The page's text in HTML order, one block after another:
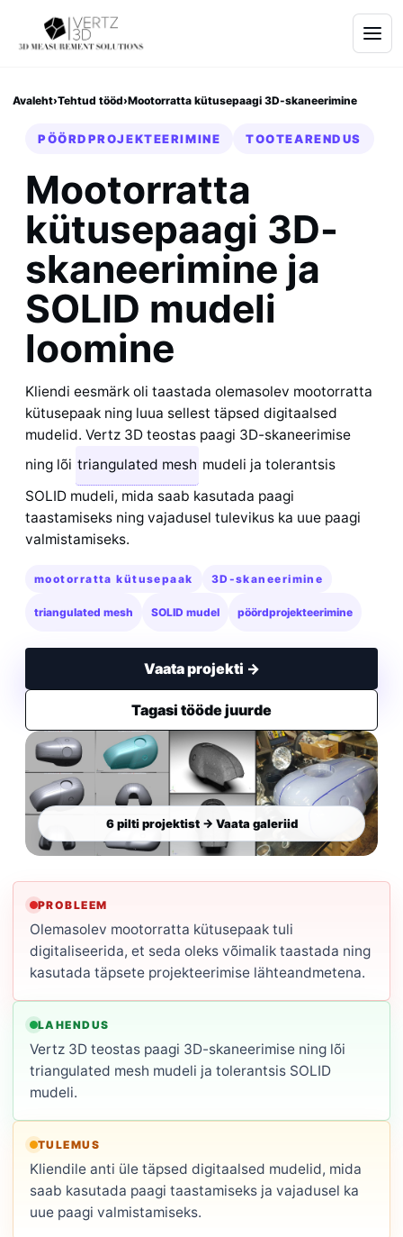
Avaleht›Tehtud tööd›Mootorratta kütusepaagi 3D-skaneerimine
PÖÖRDPROJEKTEERIMINE TOOTEARENDUS
Mootorratta
kütusepaagi 3D-
skaneerimine ja
SOLID mudeli
loomine
Kliendi eesmärk oli taastada olemasolev mootorratta
kütusepaak ning luua sellest täpsed digitaalsed
mudelid. Vertz 3D teostas paagi 3D-skaneerimise
ning lõi triangulated mesh mudeli ja tolerantsis
SOLID mudeli, mida saab kasutada paagi
taastamiseks ning vajadusel tulevikus ka uue paagi
valmistamiseks.
mootorratta kütusepaak 3D-skaneerimine
triangulated mesh SOLID mudel pöördprojekteerimine
Vaata projekti →
Tagasi tööde juurde
6 pilti projektist → Vaata galeriid
PROBLEEM
Olemasolev mootorratta kütusepaak tuli
digitaliseerida, et seda oleks võimalik taastada ning
kasutada täpsete projekteerimise lähteandmetena.
LAHENDUS
Vertz 3D teostas paagi 3D-skaneerimise ning lõi
triangulated mesh mudeli ja tolerantsis SOLID
mudeli.
TULEMUS
Kliendile anti üle täpsed digitaalsed mudelid, mida
saab kasutada paagi taastamiseks ja vajadusel ka
uue paagi valmistamiseks.